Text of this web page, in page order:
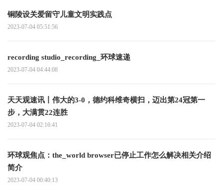
铜陵设关爱留守儿童文明实践点
2023-07-04 05:51:56
recording studio_recording_环球速递
2023-07-04 04:44:08
天天观速讯丨伟大的3-0，德约科维奇横扫，迈出第24冠第一
步，大满贯22连胜
2023-07-04 02:16:41
环球观焦点：the_world browser已停止工作怎么解决相关介绍
简介
2023-07-04 00:40:13